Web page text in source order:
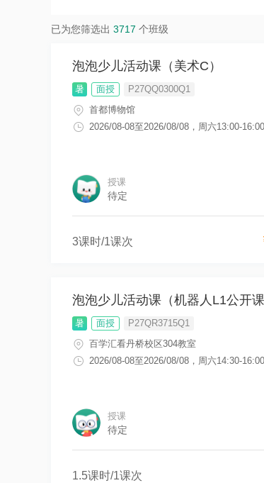
已为您筛选出 3717 个班级
泡泡少儿活动课（美术C）
暑 面授
P27QQ0300Q1
首都博物馆
2026/08-08至2026/08/08 ， 周六13:00-16:00
授课
待定
3课时/1课次
泡泡少儿活动课（机器人L1公开课
暑 面授
P27QR3715Q1
百学汇看丹桥校区304教室
2026/08-08至2026/08/08 ， 周六14:30-16:00
授课
待定
1.5课时/1课次